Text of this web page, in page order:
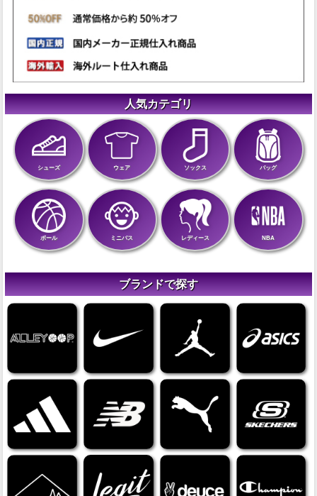
人気カテゴリ
シューズ ウェア ソックス バッグ
ボール ミニバス レディース NBA
ブランドで探す